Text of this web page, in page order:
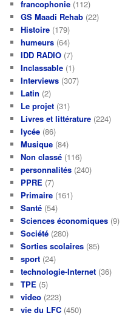
francophonie (112)
GS Maadi Rehab (22)
Histoire (179)
humeurs (64)
IDD RADIO (7)
Inclassable (1)
Interviews (307)
Latin (2)
Le projet (31)
Livres et littérature (224)
lycée (86)
Musique (84)
Non classé (116)
personnalités (240)
PPRE (7)
Primaire (161)
Santé (54)
Sciences économiques (9)
Société (280)
Sorties scolaires (85)
sport (24)
technologie-Internet (36)
TPE (5)
video (223)
vie du LFC (450)